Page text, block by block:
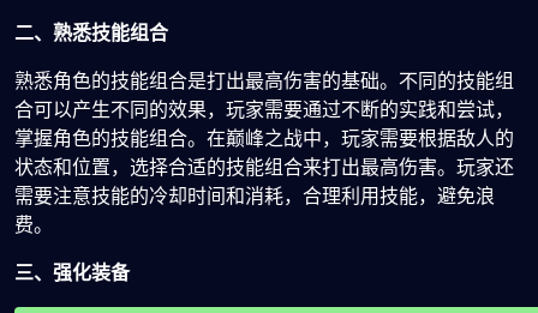
二、熟悉技能组合
熟悉角色的技能组合是打出最高伤害的基础。不同的技能组
合可以产生不同的效果，玩家需要通过不断的实践和尝试，
掌握角色的技能组合。在巅峰之战中，玩家需要根据敌人的
状态和位置，选择合适的技能组合来打出最高伤害。玩家还
需要注意技能的冷却时间和消耗，合理利用技能，避免浪
费。
三、强化装备